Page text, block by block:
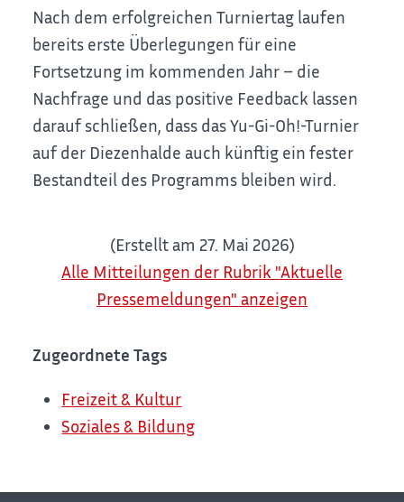
Nach dem erfolgreichen Turniertag laufen
bereits erste Überlegungen für eine
Fortsetzung im kommenden Jahr – die
Nachfrage und das positive Feedback lassen
darauf schließen, dass das Yu-Gi-Oh!-Turnier
auf der Diezenhalde auch künftig ein fester
Bestandteil des Programms bleiben wird.
(Erstellt am 27. Mai 2026)
Alle Mitteilungen der Rubrik "Aktuelle
Pressemeldungen" anzeigen
Zugeordnete Tags
Freizeit & Kultur
Soziales & Bildung